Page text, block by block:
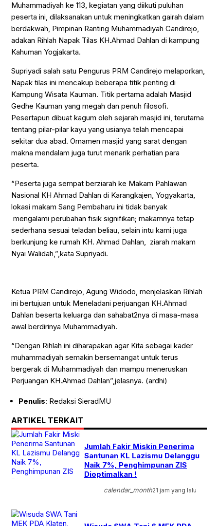
Muhammadiyah ke 113, kegiatan yang diikuti puluhan
peserta ini, dilaksanakan untuk meningkatkan gairah dalam
berdakwah, Pimpinan Ranting Muhammadiyah Candirejo,
adakan Rihlah Napak Tilas KH.Ahmad Dahlan di kampung
Kahuman Yogjakarta.
Supriyadi salah satu Pengurus PRM Candirejo melaporkan,
Napak tilas ini mencakup beberapa titik penting di
Kampung Wisata Kauman. Titik pertama adalah Masjid
Gedhe Kauman yang megah dan penuh filosofi.
Pesertapun dibuat kagum oleh sejarah masjid ini, terutama
tentang pilar-pilar kayu yang usianya telah mencapai
sekitar dua abad. Ornamen masjid yang sarat dengan
makna mendalam juga turut menarik perhatian para
peserta.
“Peserta juga sempat berziarah ke Makam Pahlawan
Nasional KH Ahmad Dahlan di Karangkajen, Yogyakarta,
lokasi makam Sang Pembaharu ini tidak banyak
mengalami perubahan fisik signifikan; makamnya tetap
sederhana sesuai teladan beliau, selain intu kami juga
berkunjung ke rumah KH. Ahmad Dahlan, ziarah makam
Nyai Walidah,”,kata Supriyadi.
Ketua PRM Candirejo, Agung Widodo, menjelaskan Rihlah
ini bertujuan untuk Meneladani perjuangan KH.Ahmad
Dahlan beserta keluarga dan sahabat2nya di masa-masa
awal berdirinya Muhammadiyah.
“Dengan Rihlah ini diharapakan agar Kita sebagai kader
muhammadiyah semakin bersemangat untuk terus
bergerak di Muhammadiyah dan mampu meneruskan
Perjuangan KH.Ahmad Dahlan”,jelasnya. (ardhi)
Penulis: Redaksi SieradMU
ARTIKEL TERKAIT
Jumlah Fakir Miskin Penerima
Santunan KL Lazismu Delanggu
Naik 7%, Penghimpunan ZIS
Dioptimalkan !
calendar_month21 jam yang lalu